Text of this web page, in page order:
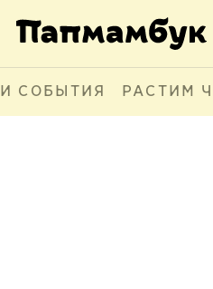
СОБЫТИЯ РАСТИМ